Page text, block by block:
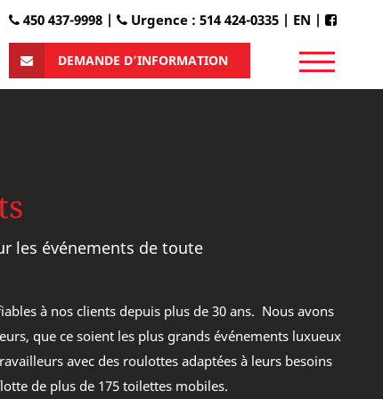
450 437-9998 | Urgence : 514 424-0335 | EN |
DEMANDE D’INFORMATION
les événements de toute
à nos clients depuis plus de 30 ans. Nous avons
que ce soient les plus grands événements luxueux
avec des roulottes adaptées à leurs besoins
de plus de 175 toilettes mobiles.
Modèle
individuel
Star